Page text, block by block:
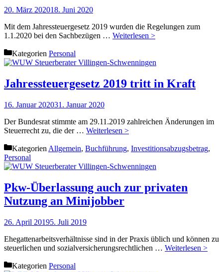
20. März 202018. Juni 2020
Mit dem Jahressteuergesetz 2019 wurden die Regelungen zum
1.1.2020 bei den Sachbezügen … Weiterlesen >
Kategorien Personal
Jahressteuergesetz 2019 tritt in Kraft
16. Januar 202031. Januar 2020
Der Bundesrat stimmte am 29.11.2019 zahlreichen Änderungen im
Steuerrecht zu, die der … Weiterlesen >
Kategorien Allgemein, Buchführung, Investitionsabzugsbetrag,
Personal
Pkw-Überlassung auch zur privaten
Nutzung an Minijobber
26. April 20195. Juli 2019
Ehegattenarbeitsverhältnisse sind in der Praxis üblich und können zu
steuerlichen und sozialversicherungsrechtlichen … Weiterlesen >
Kategorien Personal